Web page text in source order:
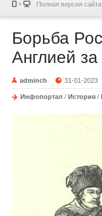
Полная версия сайта
Борьба
Англией
adminch 31-01-2023
Инфопортал / История /